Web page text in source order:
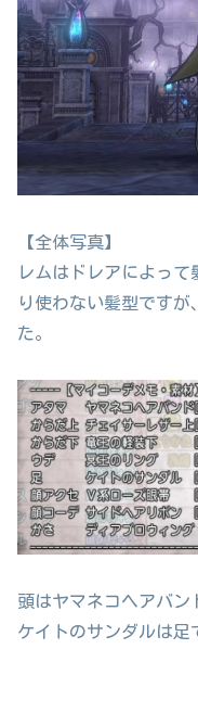
【全体写真】
レムはドレアによっ
り使わない髪型です
た。
頭はヤマネコヘアバン
ケイトのサンダルは足